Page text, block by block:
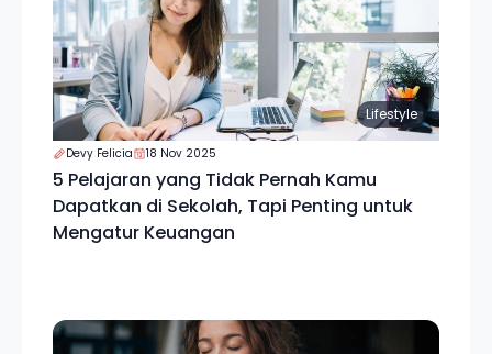
Lifestyle
Devy Felicia 18 Nov 2025
5 Pelajaran yang Tidak Pernah Kamu
Dapatkan di Sekolah, Tapi Penting untuk
Mengatur Keuangan